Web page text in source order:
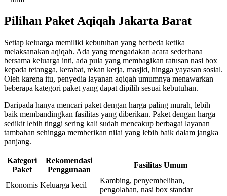
Pilihan Paket Aqiqah Jakarta Barat
Setiap keluarga memiliki kebutuhan yang berbeda ketika
melaksanakan aqiqah. Ada yang mengadakan acara sederhana
bersama keluarga inti, ada pula yang membagikan ratusan nasi box
kepada tetangga, kerabat, rekan kerja, masjid, hingga yayasan sosial.
Oleh karena itu, penyedia layanan aqiqah umumnya menawarkan
beberapa kategori paket yang dapat dipilih sesuai kebutuhan.
Daripada hanya mencari paket dengan harga paling murah, lebih
baik membandingkan fasilitas yang diberikan. Paket dengan harga
sedikit lebih tinggi sering kali sudah mencakup berbagai layanan
tambahan sehingga memberikan nilai yang lebih baik dalam jangka
panjang.
Kategori
Paket
Rekomendasi
Penggunaan
Fasilitas Umum
Ekonomis Keluarga kecil
Kambing, penyembelihan,
pengolahan, nasi box standar